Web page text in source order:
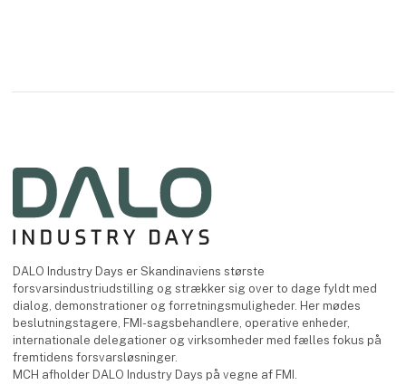
DALO Industry Days er Skandinaviens største
forsvarsindustriudstilling og strækker sig over to dage fyldt med
dialog, demonstrationer og forretningsmuligheder. Her mødes
beslutningstagere, FMI-sagsbehandlere, operative enheder,
internationale delegationer og virksomheder med fælles fokus på
fremtidens forsvarsløsninger.
MCH afholder DALO Industry Days på vegne af FMI.